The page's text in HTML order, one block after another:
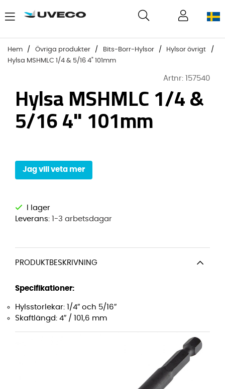
Hem Övriga produkter Bits-Borr-Hylsor
Hylsor övrigt
Hylsa MSHMLC 1/4 & 5/16 4" 101mm
Artnr: 157540
Hylsa MSHMLC 1/4 &
5/16 4" 101mm
Jag vill veta mer
Leverans: 1-3 arbetsdagar
PRODUKTBESKRIVNING
Specifikationer:
Hylsstorlekar: 1/4″ och 5/16″
Skaftlängd: 4″ / 101,6 mm